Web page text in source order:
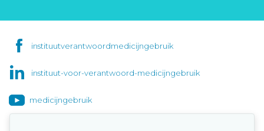
instituutverantwoordmedicijngebruik
instituut-voor-verantwoord-medicijngebruik
medicijngebruik